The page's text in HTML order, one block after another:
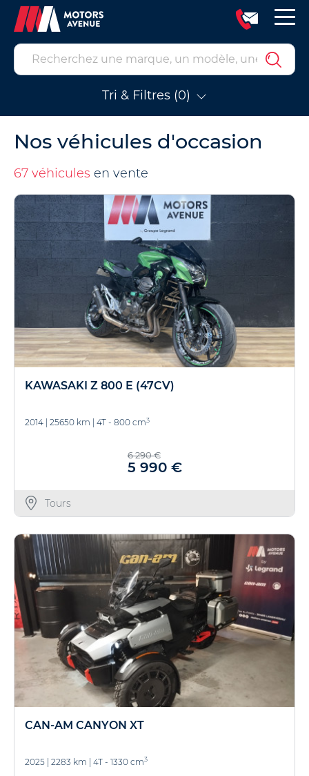
Tri & Filtres (0)
Nos véhicules d'occasion
67 véhicules en vente
KAWASAKI Z 800 E (47CV)
2014 25650 km 4T - 800 cm3
6 290 €
5 990 €
Tours
CAN-AM CANYON XT
2025 2283 km 4T - 1330 cm3